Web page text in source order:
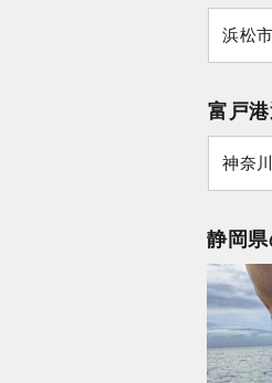
浜松市
富戸
神奈
静岡